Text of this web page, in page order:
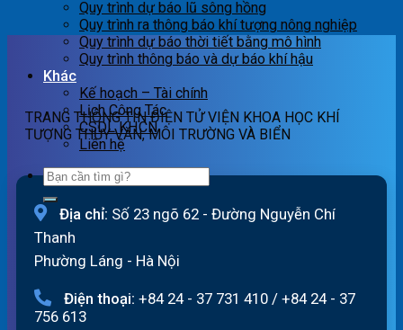
Quy trình dự báo lũ sông hồng
Quy trình ra thông báo khí tượng nông nghiệp
Quy trình dự báo thời tiết bằng mô hình
Quy trình thông báo và dự báo khí hậu
Khác
Kế hoạch – Tài chính
Lịch Công Tác
CSDL KHCN
Liên hệ
ngày
09/08/2026
sông
Hồng_IMHEMS_08.08.2026
báo
lũ
sông
Hồng_IMHEMS_07.08.2026
tin
cảnh
báo
lũ
quét
07h
ngày
07/8/2026
TRANG THÔNG TIN ĐIỆN TỬ VIỆN KHOA HỌC KHÍ
TƯỢNG THỦY VĂN, MÔI TRƯỜNG VÀ BIỂN
Địa chỉ: Số 23 ngõ 62 - Đường Nguyễn Chí
Thanh
Phường Láng - Hà Nội
Điện thoại: +84 24 - 37 731 410 / +84 24 - 37
756 613